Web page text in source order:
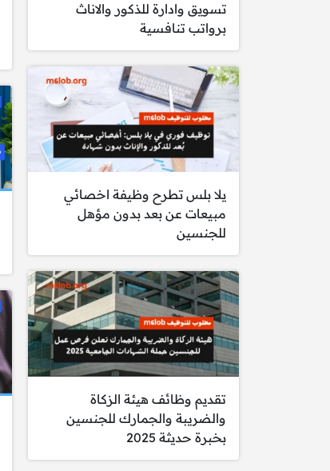
تسويق وادارة للذكور والاناث
برواتب تنافسية
يلا بلس تطرح وظيفة اخصائي
مبيعات عن بعد بدون مؤهل
للجنسين
تقديم وظائف هيئة الزكاة
والضريبة والجمارك للجنسين
بخبرة حديثة 2025